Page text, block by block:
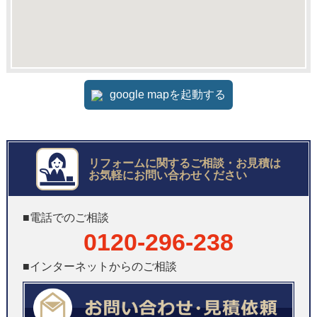
google mapを起動する
リフォームに関するご相談・お見積は
お気軽にお問い合わせください
■電話でのご相談
0120-296-238
■インターネットからのご相談